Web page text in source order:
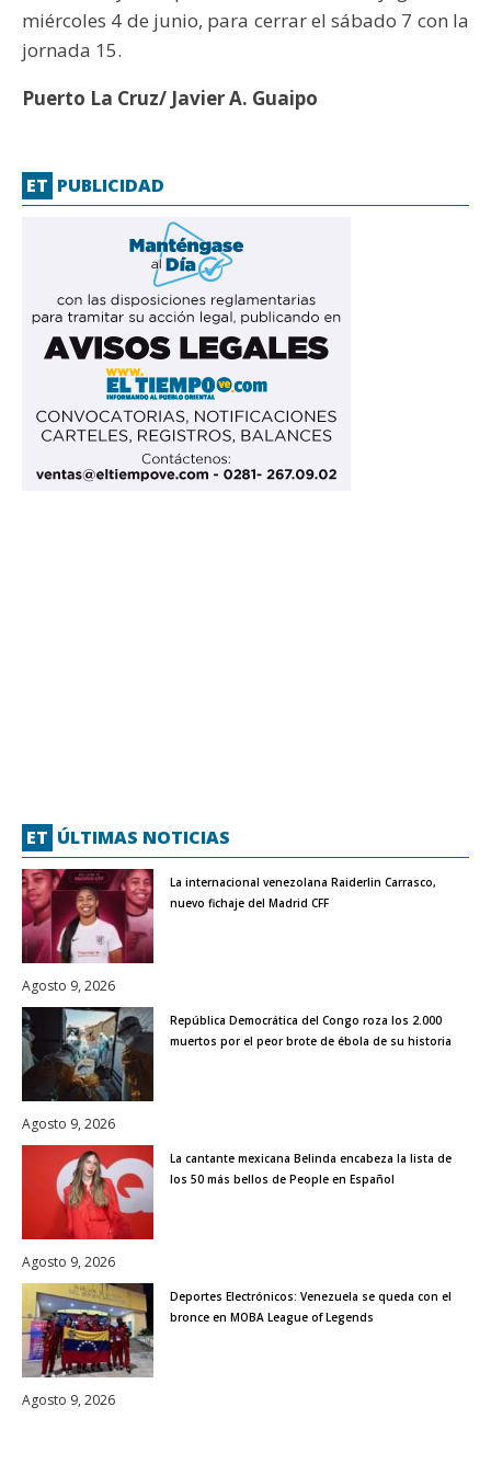
miércoles 4 de junio, para cerrar el sábado 7 con la
jornada 15.
Puerto La Cruz/ Javier A. Guaipo
ET PUBLICIDAD
ET ÚLTIMAS NOTICIAS
La internacional venezolana Raiderlin Carrasco,
nuevo fichaje del Madrid CFF
Agosto 9, 2026
República Democrática del Congo roza los 2.000
muertos por el peor brote de ébola de su historia
Agosto 9, 2026
La cantante mexicana Belinda encabeza la lista de
los 50 más bellos de People en Español
Agosto 9, 2026
Deportes Electrónicos: Venezuela se queda con el
bronce en MOBA League of Legends
Agosto 9, 2026